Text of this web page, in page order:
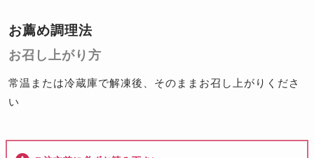
お薦め調理法
お召し上がり方
常温または冷蔵庫で解凍後、そのままお召し上がりくださ
い